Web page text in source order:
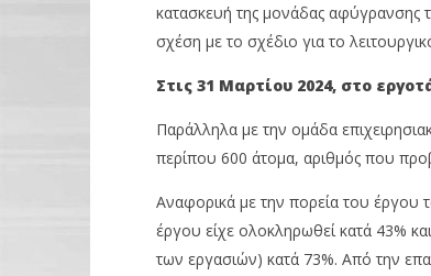
κατασκευή της μονάδας αφύγρανσης
σχέση με το σχέδιο για το
Στις 31 Μαρτίου 2024, στο
Παράλληλα με την ομάδα
περίπου 600 άτομα, αριθμός που
Αναφορικά με την πορεία του έργου
έργου είχε ολοκληρωθεί κατά 43%
των εργασιών) κατά 73%. Από την